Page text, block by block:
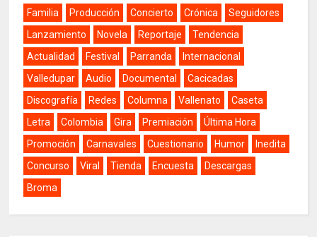
Familia
Producción Concierto Crónica
Seguidores
Lanzamiento
Novela Reportaje
Tendencia
Actualidad
Festival Parranda
Internacional
Valledupar
Audio Documental
Cacicadas
Discografía
Redes Columna Vallenato
Caseta
Letra
Colombia Gira Premiación
Última Hora
Promoción
Carnavales Cuestionario Humor
Inedita
Concurso
Viral Tienda Encuesta
Descargas
Broma